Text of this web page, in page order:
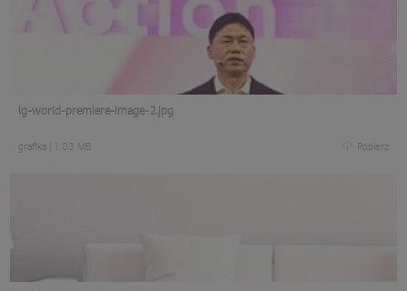
lg-world-premiere-image-2.jpg
grafika 1,03 MB Pobierz